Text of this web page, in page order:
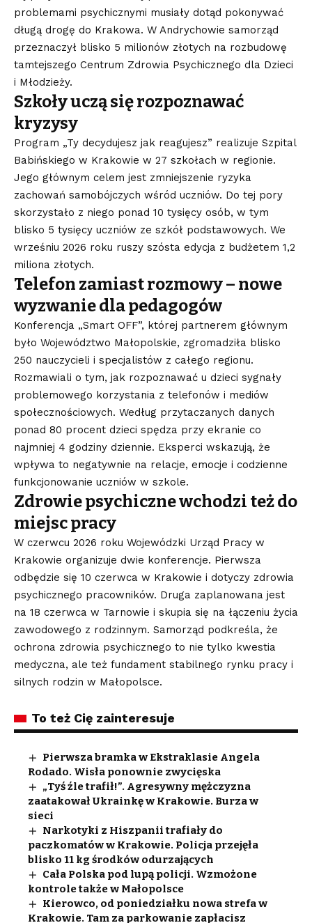
problemami psychicznymi musiały dotąd pokonywać
długą drogę do Krakowa. W Andrychowie samorząd
przeznaczył blisko 5 milionów złotych na rozbudowę
tamtejszego Centrum Zdrowia Psychicznego dla Dzieci
i Młodzieży.
Szkoły uczą się rozpoznawać
kryzysy
Program „Ty decydujesz jak reagujesz” realizuje Szpital
Babińskiego w Krakowie w 27 szkołach w regionie.
Jego głównym celem jest zmniejszenie ryzyka
zachowań samobójczych wśród uczniów. Do tej pory
skorzystało z niego ponad 10 tysięcy osób, w tym
blisko 5 tysięcy uczniów ze szkół podstawowych. We
wrześniu 2026 roku ruszy szósta edycja z budżetem 1,2
miliona złotych.
Telefon zamiast rozmowy – nowe
wyzwanie dla pedagogów
Konferencja „Smart OFF”, której partnerem głównym
było Województwo Małopolskie, zgromadziła blisko
250 nauczycieli i specjalistów z całego regionu.
Rozmawiali o tym, jak rozpoznawać u dzieci sygnały
problemowego korzystania z telefonów i mediów
społecznościowych. Według przytaczanych danych
ponad 80 procent dzieci spędza przy ekranie co
najmniej 4 godziny dziennie. Eksperci wskazują, że
wpływa to negatywnie na relacje, emocje i codzienne
funkcjonowanie uczniów w szkole.
Zdrowie psychiczne wchodzi też do
miejsc pracy
W czerwcu 2026 roku Wojewódzki Urząd Pracy w
Krakowie organizuje dwie konferencje. Pierwsza
odbędzie się 10 czerwca w Krakowie i dotyczy zdrowia
psychicznego pracowników. Druga zaplanowana jest
na 18 czerwca w Tarnowie i skupia się na łączeniu życia
zawodowego z rodzinnym. Samorząd podkreśla, że
ochrona zdrowia psychicznego to nie tylko kwestia
medyczna, ale też fundament stabilnego rynku pracy i
silnych rodzin w Małopolsce.
To też Cię zainteresuje
Pierwsza bramka w Ekstraklasie Angela
Rodado. Wisła ponownie zwycięska
„Tyś źle trafił!”. Agresywny mężczyzna
zaatakował Ukrainkę w Krakowie. Burza w
sieci
Narkotyki z Hiszpanii trafiały do
paczkomatów w Krakowie. Policja przejęła
blisko 11 kg środków odurzających
Cała Polska pod lupą policji. Wzmożone
kontrole także w Małopolsce
Kierowco, od poniedziałku nowa strefa w
Krakowie. Tam za parkowanie zapłacisz